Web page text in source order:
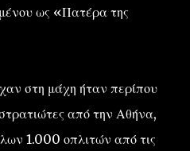
ως «Πατέρα της
στη μάχη ήταν περίπου
από την Αθήνα,
1.000 οπλιτών από τις